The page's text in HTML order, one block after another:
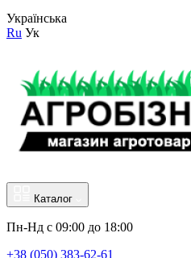
Українська
Ru Ук
Каталог
Пн-Нд с 09:00 до 18:00
+38 (050) 383-62-61